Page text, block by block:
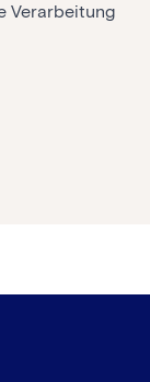
Verarbeitung